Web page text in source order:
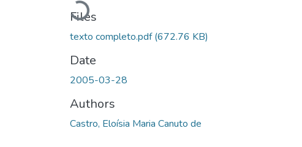
Loading...
Files
texto completo.pdf(672.76 KB)
Date
2005-03-28
Authors
Castro, Eloísia Maria Canuto de